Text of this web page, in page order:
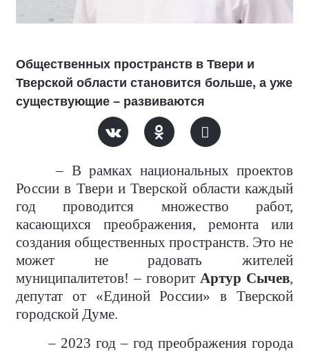
Общественных пространств в Твери и
Тверской области становится больше, а уже
существующие – развиваются
– В рамках национальных проектов
России в Твери и Тверской области каждый
год проводится множество работ,
касающихся преображения, ремонта или
создания общественных пространств. Это не
может не радовать жителей
муниципалитетов! – говорит Артур Сычев,
депутат от «Единой России» в Тверской
городской Думе.
– 2023 год – год преображения города